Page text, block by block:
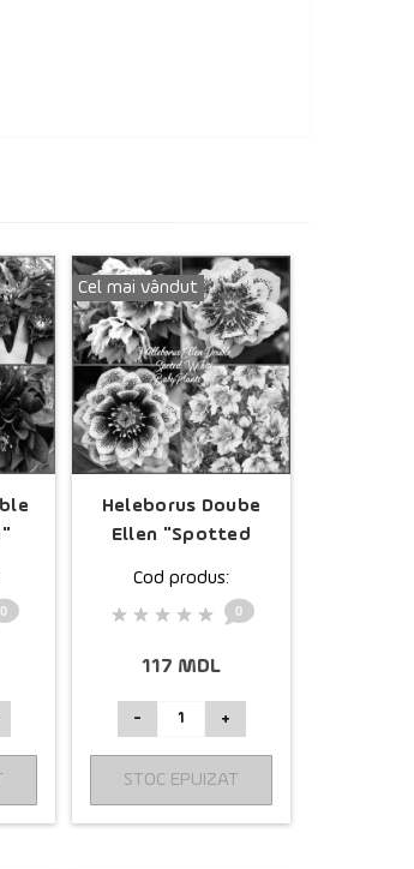
0
Cel mai vândut
Heleborus Doube
Ellen "Spotted
Cod produs:
0
117 MDL
- +
STOC EPUIZAT